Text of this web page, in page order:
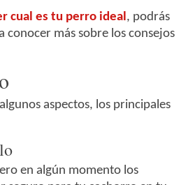
cual es tu perro ideal, podrás
conocer más sobre los consejos
aspectos, los principales
en algún momento los